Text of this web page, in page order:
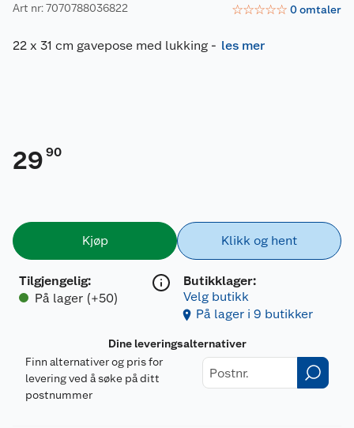
Art nr: 7070788036822 ☆☆☆☆☆ 0omtaler
22 x 31 cm gavepose med lukking - les mer
29 90
Kjøp
Tilgjengelig:
På lager (+50)
Klikk og hent
Butikklager:
Velg butikk
På lager i 9 butikker
Dine leveringsalternativer
Finn alternativer og pris for
levering ved å søke på ditt
postnummer